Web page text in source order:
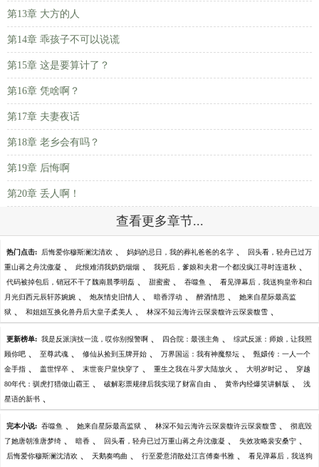
第13章 大方的人
第14章 乖孩子不可以说谎
第15章 这是要算计了？
第16章 凭啥啊？
第17章 夫妻夜话
第18章 老乡会有吗？
第19章 后悔啊
第20章 丢人啊！
查看更多章节...
热门点击: 后悔爱你穆斯澜沈清欢 、 妈妈的忌日，我的葬礼爸爸的名字 、 回头看，轻舟已过万
重山蒋之舟沈傲凝 、 此恨难消我奶奶烟烟 、 我死后，爹娘和夫君一个都没疯江寻时连道秋 、
代码被掉包后，销冠不干了魏南晨季明磊 、 甜蜜蜜 、 吞噬鱼 、 看见弹幕后，我送狗皇帝和白
月光归西元辰轩苏婉婉 、 炮灰情史旧情人 、 暗香浮动 、 醉酒情思 、 她来自星际最高监
狱 、 和姐姐互换化兽丹后大皇子柔美人 、 林深不知云海许云琛裴馥许云琛裴馥雪 、
更新榜单: 我是反派演技一流，哎你别报警啊 、 四合院：最强主角 、 综武反派：师娘，让我照
顾你吧 、 至尊武魂 、 修仙从捡到玉牌开始 、 万界国运：我有神魔祭坛 、 甄嬛传：一人一个
金手指 、 盖世悍卒 、 末世丧尸皇快穿了 、 重生之我在斗罗大陆放火 、 大明岁时记 、 穿越
80年代：驯虎打猎做山霸王 、 破解彩票规律后我实现了财富自由 、 黄帝内经爆笑讲解版 、 浅
星语的新书 、
完本小说: 吞噬鱼 、 她来自星际最高监狱 、 林深不知云海许云琛裴馥许云琛裴馥雪 、 彻底毁
了她唐朝淮唐梦绮 、 暗香 、 回头看，轻舟已过万重山蒋之舟沈傲凝 、 失效攻略裴安桑宁 、
后悔爱你穆斯澜沈清欢 、 天鹅奏鸣曲 、 行至爱意消散处江言傅秦书雅 、 看见弹幕后，我送狗